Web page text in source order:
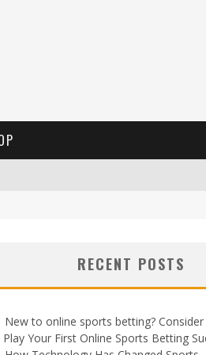
RECENT POSTS
New to online sports betting? Consider
Your First Online Sports Betting